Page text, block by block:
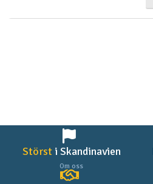
Störsti Skandinavien
Om oss